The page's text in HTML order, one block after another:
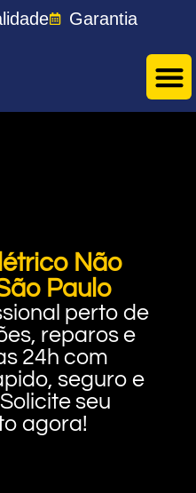
Garantia
Não
Paulo
perto de
reparos e
24h com
seguro e
seu
agora!